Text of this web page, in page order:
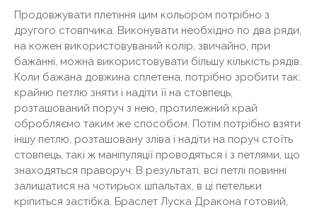
Продовжувати плетіння цим кольором потрібно з
другого стовпчика. Виконувати необхідно по два ряди,
на кожен використовуваний колір, звичайно, при
бажанні, можна використовувати більшу кількість рядів.
Коли бажана довжина сплетена, потрібно зробити так:
крайню петлю зняти і надіти її на стовпець,
розташований поруч з нею, протилежний край
обробляємо таким же способом. Потім потрібно взяти
іншу петлю, розташовану зліва і надіти на поруч стоїть
стовпець, такі ж маніпуляції проводяться і з петлями, що
знаходяться праворуч. В результаті, всі петлі повинні
залишатися на чотирьох шпальтах, в ці петельки
кріпиться застібка. Браслет Луска Дракона готовий,